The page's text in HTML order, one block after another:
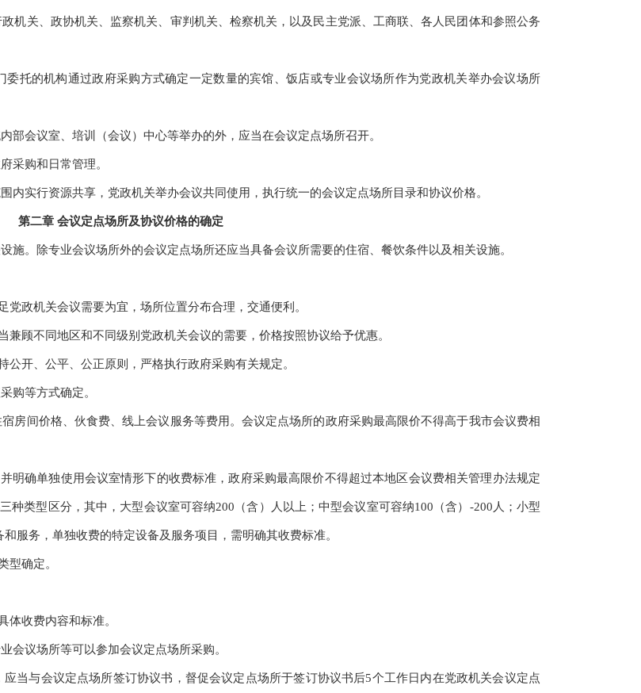
关、政协机关、监察机关、审判机关、检察机关，以及民主党派、工商联、各人民团体和参照公务
的机构通过政府采购方式确定一定数量的宾馆、饭店或专业会议场所作为党政机关举办会议场所
会议室、培训（会议）中心等举办的外，应当在会议定点场所召开。
购和日常管理。
实行资源共享，党政机关举办会议共同使用，执行统一的会议定点场所目录和协议价格。
第二章 会议定点场所及协议价格的确定
。除专业会议场所外的会议定点场所还应当具备会议所需要的住宿、餐饮条件以及相关设施。
政机关会议需要为宜，场所位置分布合理，交通便利。
不同地区和不同级别党政机关会议的需要，价格按照协议给予优惠。
开、公平、公正原则，严格执行政府采购有关规定。
购等方式确定。
间价格、伙食费、线上会议服务等费用。会议定点场所的政府采购最高限价不得高于我市会议费相
确单独使用会议室情形下的收费标准，政府采购最高限价不得超过本地区会议费相关管理办法规定
种类型区分，其中，大型会议室可容纳200（含）人以上；中型会议室可容纳100（含）-200人；小型
服务，单独收费的特定设备及服务项目，需明确其收费标准。
确定。
收费内容和标准。
议场所等可以参加会议定点场所采购。
与会议定点场所签订协议书，督促会议定点场所于签订协议书后5个工作日内在党政机关会议定点